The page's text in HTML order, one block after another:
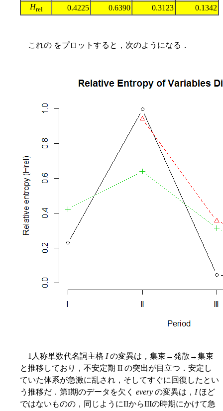
Hrel 0.4225 0.6390 0.3123 0.1342
これの をプロットすると，次のようになる．
1人称単数代名詞主格 Iの変異は，集束→発散→集束
と推移しており，不安定期 II の突出が目立つ．安定し
ていた体系が急激に乱され，そしてすぐに回復したとい
う推移だ．第I期のデータを欠く every の変異は， Iほど
ではないものの，同じようにIIからIIIの時期にかけて急